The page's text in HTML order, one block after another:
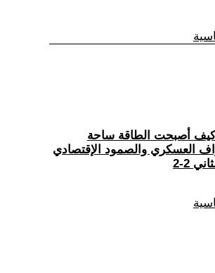
كيف أصبحت الطاقة ساحة
العسكري والصمود الإقتصادي
2-2